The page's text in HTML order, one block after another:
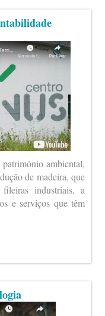
ambiental,
de madeira, que
industriais, a
e serviços que têm